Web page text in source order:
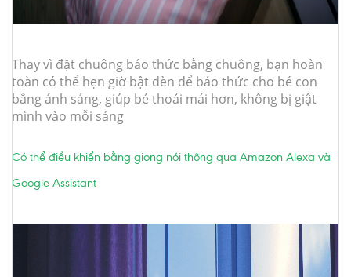
Thay vì đặt chuông báo thức bằng chuông, bạn hoàn
toàn có thể hẹn giờ bật đèn để báo thức cho bé con
bằng ánh sáng, giúp bé thoải mái hơn, không bị giật
mình vào mỗi sáng
Có thể điều khiển bằng giọng nói thông qua Amazon Alexa và
Google Assistant